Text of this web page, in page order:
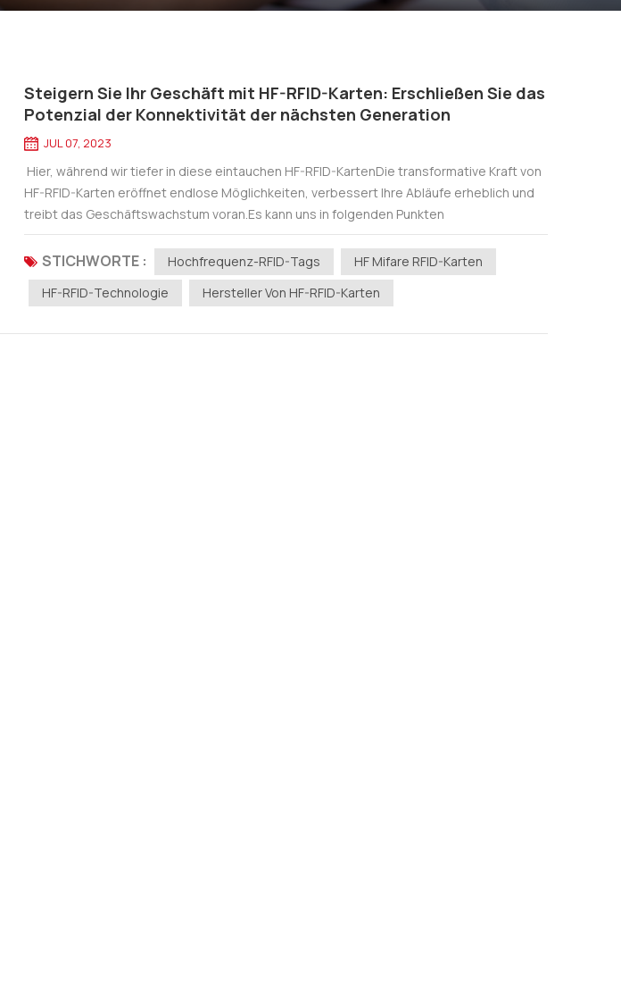
Steigern Sie Ihr Geschäft mit HF-RFID-Karten: Erschließen Sie das
Potenzial der Konnektivität der nächsten Generation
JUL 07, 2023
Hier, während wir tiefer in diese eintauchen HF-RFID-KartenDie transformative Kraft von
HF-RFID-Karten eröffnet endlose Möglichkeiten, verbessert Ihre Abläufe erheblich und
treibt das Geschäftswachstum voran.Es kann uns in folgenden Punkten
helfen:Ermöglicht nahtlose Konnektivität HF-RFID-...
STICHWORTE : Hochfrequenz-RFID-Tags
HF Mifare RFID-Karten
HF-RFID-Technologie
Hersteller Von HF-RFID-Karten